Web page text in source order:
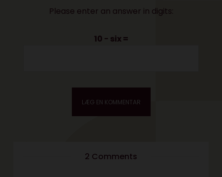
Please enter an answer in digits:
10 − six =
2 Comments